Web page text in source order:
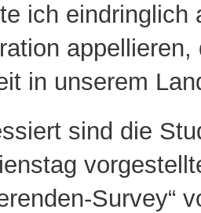
ich eindringlich
in unserem
sind die
Survey“